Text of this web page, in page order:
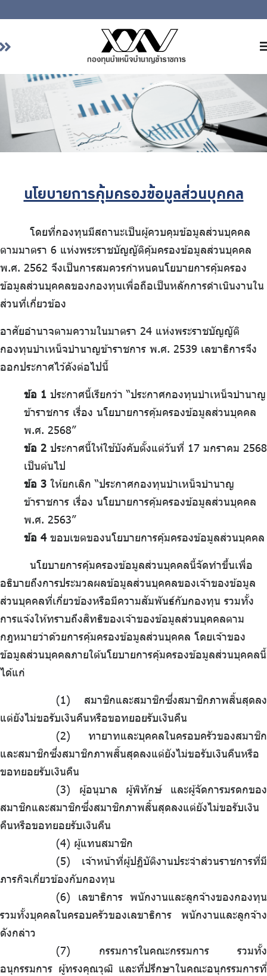
หน้าหลัก
เกี่ยวกับ กบข.
บริการสมาชิก
ลงทุน
รายงานผลการดำเนินงาน
จัดซื้อจัดจ้าง
บริการเจ้าหน้าที่ส่วนราชการ
ติดต่อเรา
ไทย | Eng
นโยบายการคุ้มครองข้อมูลส่วนบุคคล
โดยที่กองทุนมีสถานะเป็นผู้ควบคุมข้อมูลส่วนบุคคล
ตามมาตรา 6 แห่งพระราชบัญญัติคุ้มครองข้อมูลส่วนบุคคล
พ.ศ. 2562 จึงเป็นการสมควรกำหนดนโยบายการคุ้มครอง
ข้อมูลส่วนบุคคลของกองทุนเพื่อถือเป็นหลักการดำเนินงานใน
ส่วนที่เกี่ยวข้อง
อาศัยอำนาจตามความในมาตรา 24 แห่งพระราชบัญญัติ
กองทุนบำเหน็จบำนาญข้าราชการ พ.ศ. 2539 เลขาธิการจึง
ออกประกาศไว้ดังต่อไปนี้
ข้อ 1 ประกาศนี้เรียกว่า “ประกาศกองทุนบำเหน็จบำนาญ
ข้าราชการ เรื่อง นโยบายการคุ้มครองข้อมูลส่วนบุคคล
พ.ศ. 2568”
ข้อ 2 ประกาศนี้ให้ใช้บังคับตั้งแต่วันที่ 17 มกราคม 2568
เป็นต้นไป
ข้อ 3 ให้ยกเลิก “ประกาศกองทุนบำเหน็จบำนาญ
ข้าราชการ เรื่อง นโยบายการคุ้มครองข้อมูลส่วนบุคคล
พ.ศ. 2563”
ข้อ 4ขอบเขตของนโยบายการคุ้มครองข้อมูลส่วนบุคคล
นโยบายการคุ้มครองข้อมูลส่วนบุคคลนี้จัดทำขึ้นเพื่อ
อธิบายถึงการประมวลผลข้อมูลส่วนบุคคลของเจ้าของข้อมูล
ส่วนบุคคลที่เกี่ยวข้องหรือมีความสัมพันธ์กับกองทุน รวมทั้ง
การแจ้งให้ทราบถึงสิทธิของเจ้าของข้อมูลส่วนบุคคลตาม
กฎหมายว่าด้วยการคุ้มครองข้อมูลส่วนบุคคล โดยเจ้าของ
ข้อมูลส่วนบุคคลภายใต้นโยบายการคุ้มครองข้อมูลส่วนบุคคลนี้
ได้แก่
สมาชิกและสมาชิกซึ่งสมาชิกภาพสิ้นสุดลง
แต่ยังไม่ขอรับเงินคืนหรือขอทยอยรับเงินคืน
ทายาทและบุคคลในครอบครัวของสมาชิก
และสมาชิกซึ่งสมาชิกภาพสิ้นสุดลงแต่ยังไม่ขอรับเงินคืนหรือ
ขอทยอยรับเงินคืน
ผู้อนุบาล ผู้พิทักษ์ และผู้จัดการมรดกของ
สมาชิกและสมาชิกซึ่งสมาชิกภาพสิ้นสุดลงแต่ยังไม่ขอรับเงิน
คืนหรือขอทยอยรับเงินคืน
ผู้แทนสมาชิก
เจ้าหน้าที่ผู้ปฏิบัติงานประจำส่วนราชการที่มี
ภารกิจเกี่ยวข้องกับกองทุน
เลขาธิการ พนักงานและลูกจ้างของกองทุน
รวมทั้งบุคคลในครอบครัวของเลขาธิการ พนักงานและลูกจ้าง
ดังกล่าว
กรรมการในคณะกรรมการ รวมทั้ง
อนุกรรมการ ผู้ทรงคุณวุฒิ และที่ปรึกษาในคณะอนุกรรมการที่